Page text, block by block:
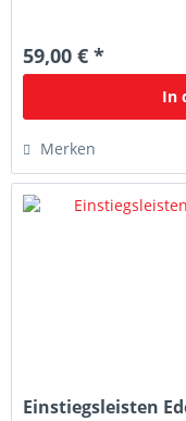
59,00 € *
In
Merken
Einstiegsleisten